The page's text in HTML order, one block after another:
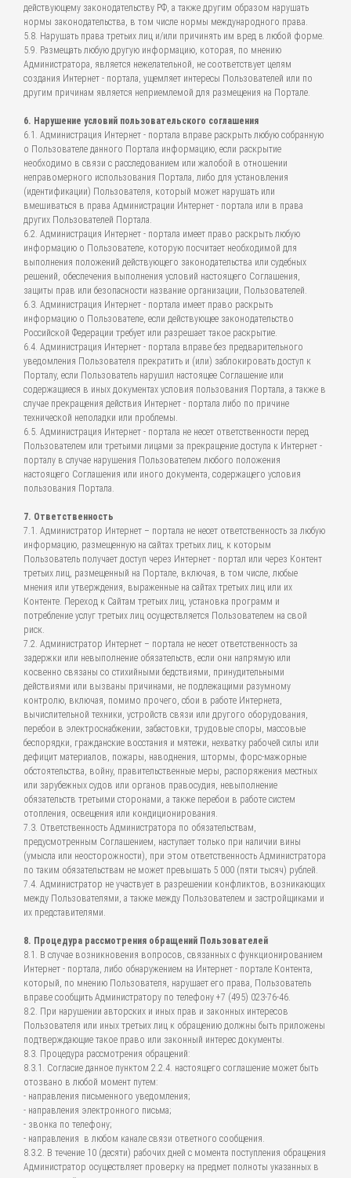
действующему законодательству РФ, а также другим образом нарушать
нормы законодательства, в том числе нормы международного права.
5.8. Нарушать права третьих лиц и/или причинять им вред в любой форме.
5.9. Размещать любую другую информацию, которая, по мнению
Администратора, является нежелательной, не соответствует целям
создания Интернет - портала, ущемляет интересы Пользователей или по
другим причинам является неприемлемой для размещения на Портале.
6. Нарушение условий пользовательского соглашения
6.1. Администрация Интернет - портала вправе раскрыть любую собранную
о Пользователе данного Портала информацию, если раскрытие
необходимо в связи с расследованием или жалобой в отношении
неправомерного использования Портала, либо для установления
(идентификации) Пользователя, который может нарушать или
вмешиваться в права Администрации Интернет - портала или в права
других Пользователей Портала.
6.2. Администрация Интернет - портала имеет право раскрыть любую
информацию о Пользователе, которую посчитает необходимой для
выполнения положений действующего законодательства или судебных
решений, обеспечения выполнения условий настоящего Соглашения,
защиты прав или безопасности название организации, Пользователей.
6.3. Администрация Интернет - портала имеет право раскрыть
информацию о Пользователе, если действующее законодательство
Российской Федерации требует или разрешает такое раскрытие.
6.4. Администрация Интернет - портала вправе без предварительного
уведомления Пользователя прекратить и (или) заблокировать доступ к
Порталу, если Пользователь нарушил настоящее Соглашение или
содержащиеся в иных документах условия пользования Портала, а также в
случае прекращения действия Интернет - портала либо по причине
технической неполадки или проблемы.
6.5. Администрация Интернет - портала не несет ответственности перед
Пользователем или третьими лицами за прекращение доступа к Интернет -
порталу в случае нарушения Пользователем любого положения
настоящего Соглашения или иного документа, содержащего условия
пользования Портала.
7. Ответственность
7.1. Администратор Интернет – портала не несет ответственность за любую
информацию, размещенную на сайтах третьих лиц, к которым
Пользователь получает доступ через Интернет - портал или через Контент
третьих лиц, размещенный на Портале, включая, в том числе, любые
мнения или утверждения, выраженные на сайтах третьих лиц или их
Контенте. Переход к Сайтам третьих лиц, установка программ и
потребление услуг третьих лиц осуществляется Пользователем на свой
риск.
7.2. Администратор Интернет – портала не несет ответственность за
задержки или невыполнение обязательств, если они напрямую или
косвенно связаны со стихийными бедствиями, принудительными
действиями или вызваны причинами, не подлежащими разумному
контролю, включая, помимо прочего, сбои в работе Интернета,
вычислительной техники, устройств связи или другого оборудования,
перебои в электроснабжении, забастовки, трудовые споры, массовые
беспорядки, гражданские восстания и мятежи, нехватку рабочей силы или
дефицит материалов, пожары, наводнения, штормы, форс-мажорные
обстоятельства, войну, правительственные меры, распоряжения местных
или зарубежных судов или органов правосудия, невыполнение
обязательств третьими сторонами, а также перебои в работе систем
отопления, освещения или кондиционирования.
7.3. Ответственность Администратора по обязательствам,
предусмотренным Соглашением, наступает только при наличии вины
(умысла или неосторожности), при этом ответственность Администратора
по таким обязательствам не может превышать 5 000 (пяти тысяч) рублей.
7.4. Администратор не участвует в разрешении конфликтов, возникающих
между Пользователями, а также между Пользователем и застройщиками и
их представителями.
8. Процедура рассмотрения обращений Пользователей
8.1. В случае возникновения вопросов, связанных с функционированием
Интернет - портала, либо обнаружением на Интернет - портале Контента,
который, по мнению Пользователя, нарушает его права, Пользователь
вправе сообщить Администратору по телефону +7 (495) 023-76-46.
8.2. При нарушении авторских и иных прав и законных интересов
Пользователя или иных третьих лиц к обращению должны быть приложены
подтверждающие такое право или законный интерес документы.
8.3. Процедура рассмотрения обращений:
8.3.1. Согласие данное пунктом 2.2.4. настоящего соглашение может быть
отозвано в любой момент путем:
- направления письменного уведомления;
- направления электронного письма;
- звонка по телефону;
- направления в любом канале связи ответного сообщения.
8.3.2. В течение 10 (десяти) рабочих дней с момента поступления обращения
Администратор осуществляет проверку на предмет полноты указанных в